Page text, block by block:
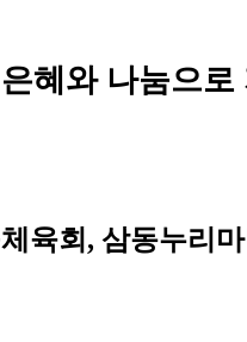
은혜와 나눔으
육회, 삼동누리